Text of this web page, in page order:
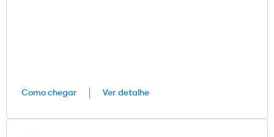
Como chegar Ver detalhe